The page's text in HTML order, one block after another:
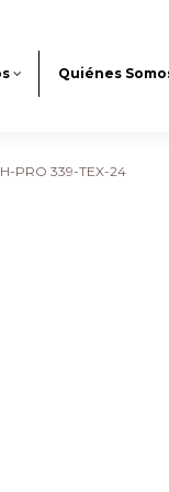
Quiénes
PRO 339-TEX-24